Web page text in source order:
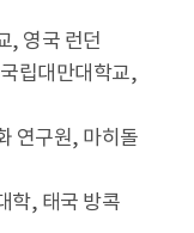
, 영국 런던
립대만대학교,
연구원, 마히돌
학, 태국 방콕